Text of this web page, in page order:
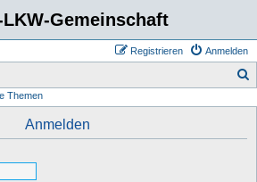
Gemeinschaft
Anmelden
Registrieren
Themen
Anmelden